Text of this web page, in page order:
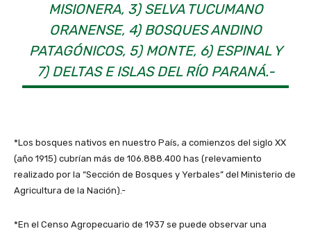
MISIONERA, 3) SELVA TUCUMANO
ORANENSE, 4) BOSQUES ANDINO
PATAGÓNICOS, 5) MONTE, 6) ESPINAL Y
7) DELTAS E ISLAS DEL RÍO PARANÁ.-
*Los bosques nativos en nuestro País, a comienzos del siglo XX
(año 1915) cubrían más de 106.888.400 has (relevamiento
realizado por la “Sección de Bosques y Yerbales” del Ministerio de
Agricultura de la Nación).-
*En el Censo Agropecuario de 1937 se puede observar una